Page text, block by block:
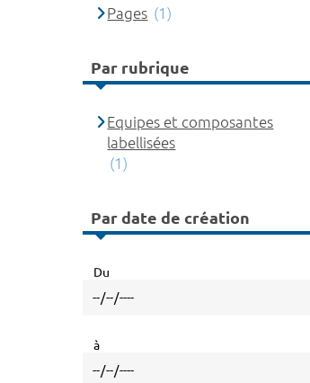
Pages (1)
Par rubrique
Equipes et composantes
labellisées
(1)
Par date de création
Du
à